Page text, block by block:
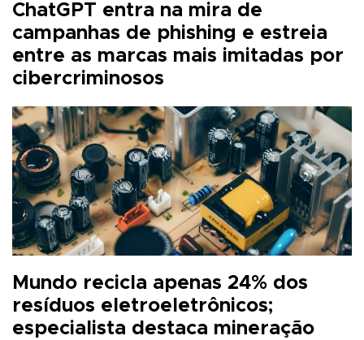
ChatGPT entra na mira de
campanhas de phishing e estreia
entre as marcas mais imitadas por
cibercriminosos
Mundo recicla apenas 24% dos
resíduos eletroeletrônicos;
especialista destaca mineração